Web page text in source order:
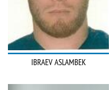
IBRAEV ASLAMBEK